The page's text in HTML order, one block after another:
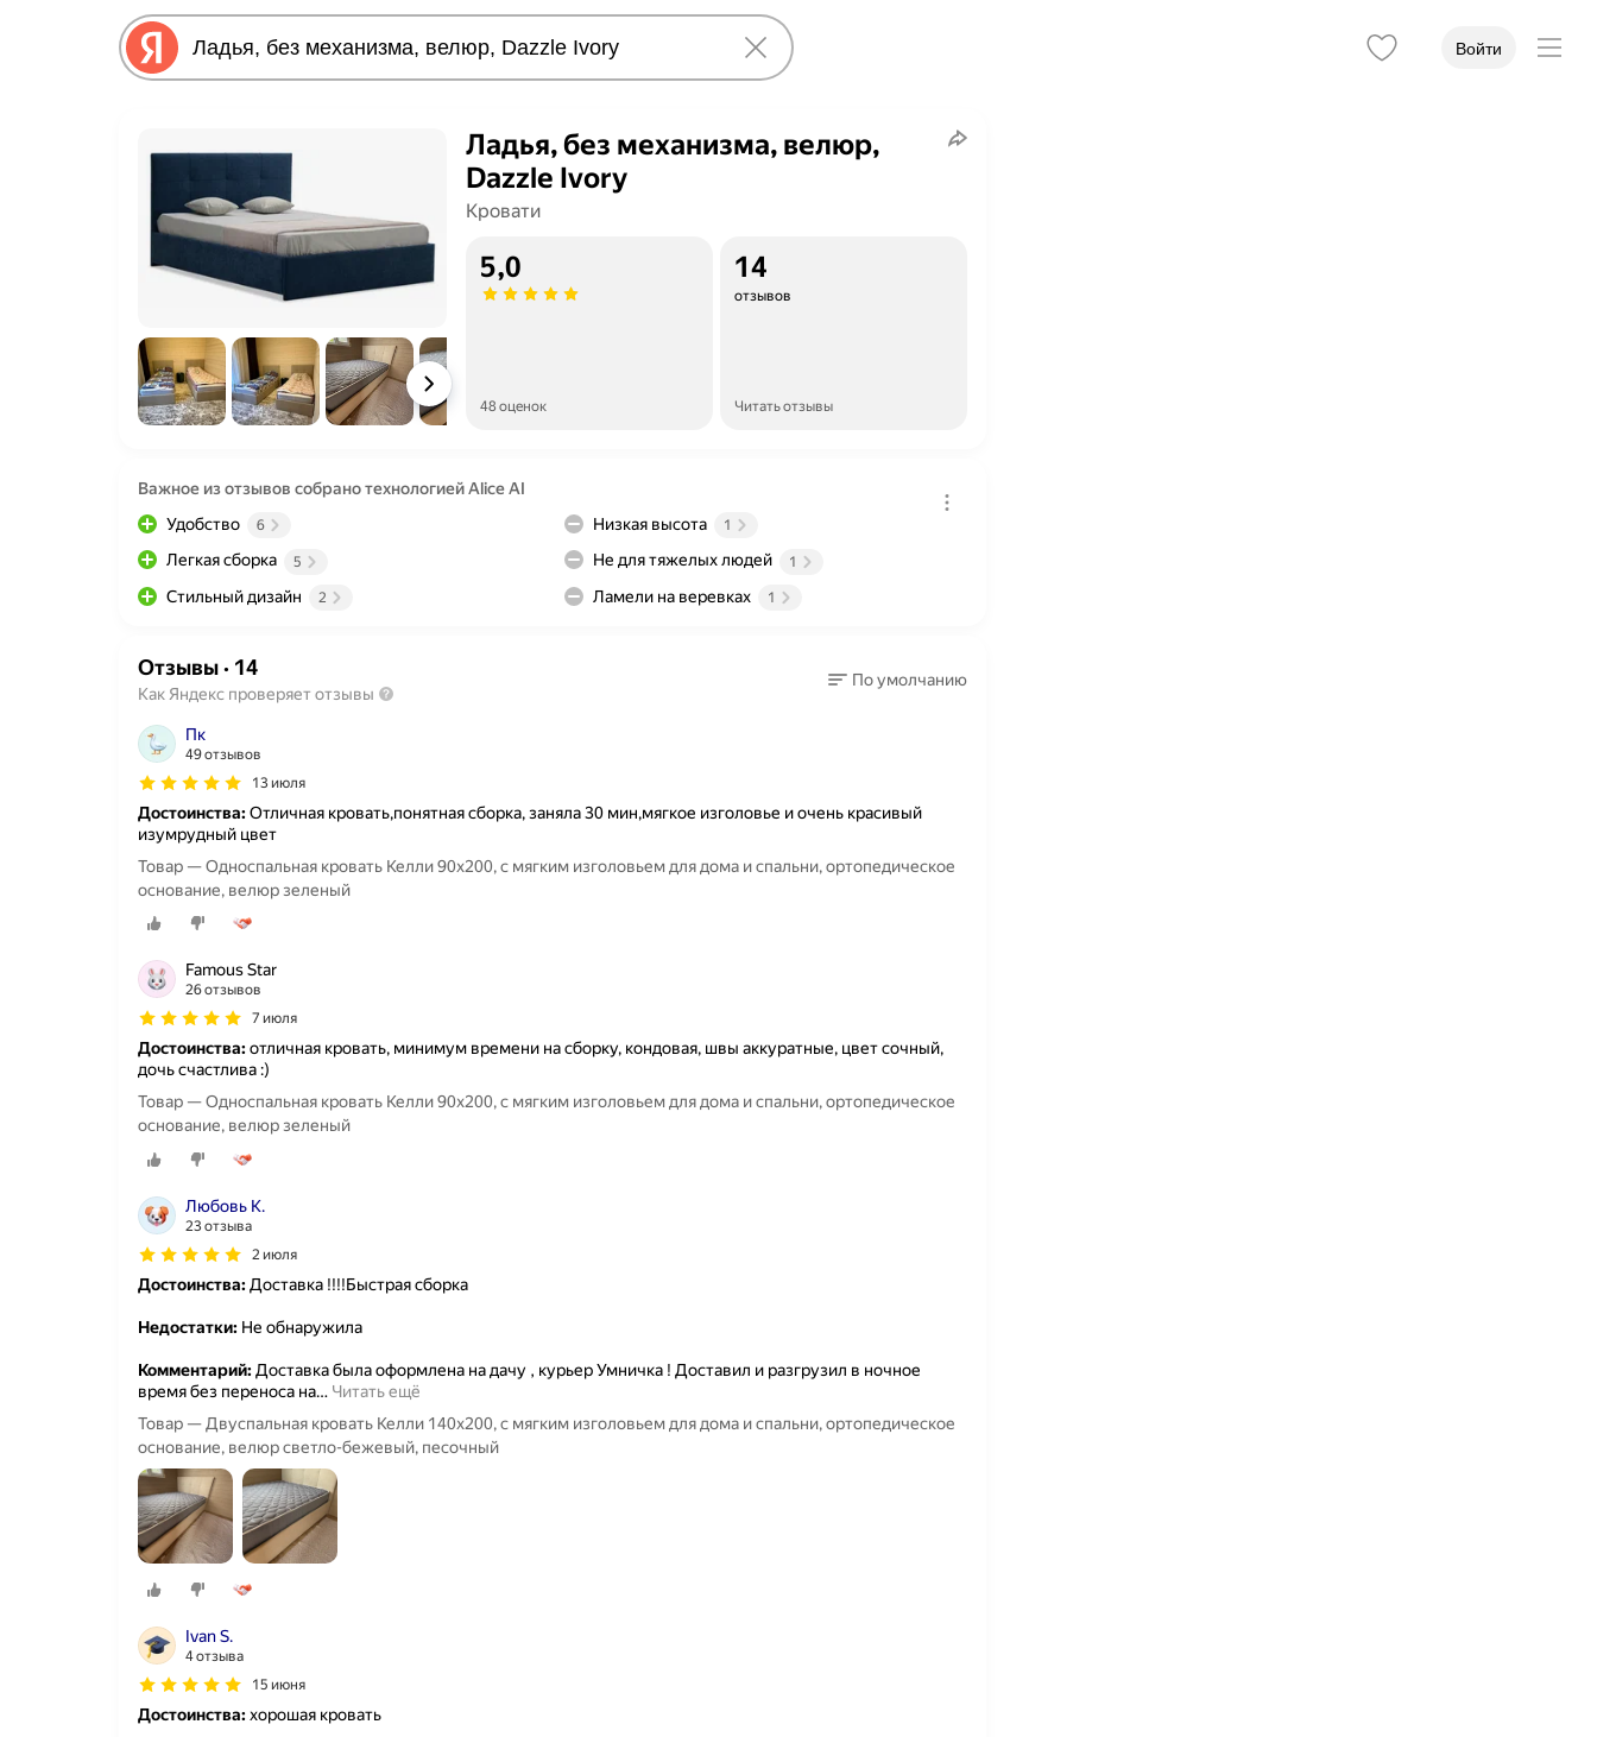
Войти
Ладья, без механизма, велюр,
Dazzle Ivory
Кровати
5,0
48 оценок
14
отзывов
Читать отзывы
Важное из отзывов собрано технологией Alice AI
Удобство
6
Легкая сборка 5
Стильный дизайн 2
Низкая высота 1
Не для тяжелых людей 1
Ламели на веревках 1
Отзывы· 14
Как Яндекс проверяет отзывы
По умолчанию
Пк
49 отзывов
13 июля
Достоинства:Отличная кровать,понятная сборка, заняла 30 мин,мягкое изголовье и очень красивый
изумрудный цвет
Товар — Односпальная кровать Келли 90х200, с мягким изголовьем для дома и спальни, ортопедическое
основание, велюр зеленый
Famous Star
26 отзывов
7 июля
Достоинства:отличная кровать, минимум времени на сборку, кондовая, швы аккуратные, цвет сочный,
дочь счастлива :)
Товар — Односпальная кровать Келли 90х200, с мягким изголовьем для дома и спальни, ортопедическое
основание, велюр зеленый
Любовь К.
23 отзыва
2 июля
Достоинства:Доставка !!!!Быстрая сборка
Недостатки: Не обнаружила
Комментарий:Доставка была оформлена на дачу , курьер Умничка ! Доставил и разгрузил в ночное
время без переноса на… Читать ещё
Товар — Двуспальная кровать Келли 140х200, с мягким изголовьем для дома и спальни, ортопедическое
основание, велюр светло-бежевый, песочный
Ivan S.
4 отзыва
15 июня
Достоинства:хорошая кровать